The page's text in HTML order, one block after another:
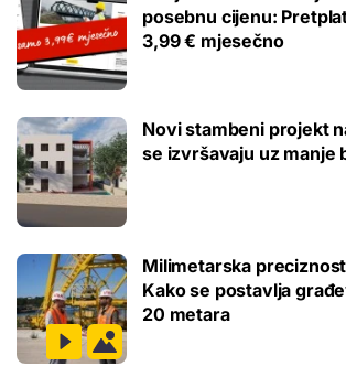
posebnu cijenu:
3,99 € mjesečno
Novi stambeni projekt
se izvršavaju uz manje
Milimetarska
Kako se postavlja
20 metara